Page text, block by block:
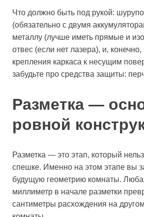
Что должно быть под рукой:
(обязательно с двумя
металлу (лучше иметь прямые и
отвес (если нет лазера), и,
крепления каркаса к несущим
забудьте про средства защиты:
Разметка —
ровной
Разметка — это этап, который
спешке. Именно на этом этапе вы
будущую геометрию комнаты.
миллиметр в начале разметки
сантиметры расхождения на